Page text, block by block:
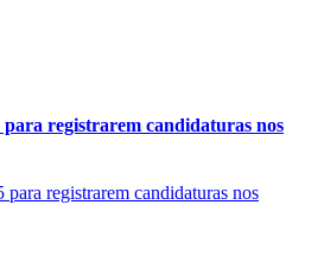
para registrarem candidaturas nos